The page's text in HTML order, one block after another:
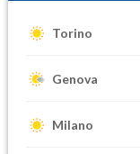
Torino
Genova
Milano